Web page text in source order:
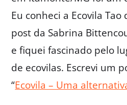
Eu conheci a Ecovila
post da Sabrina
e fiquei fascinado pelo
de ecovilas. Escrevi um
“Ecovila – Uma